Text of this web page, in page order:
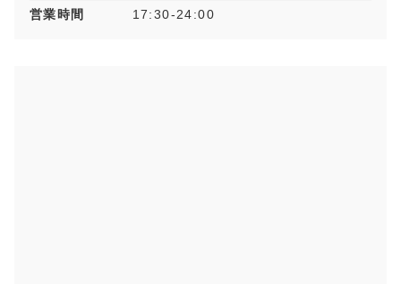
営業時間
17:30-24:00